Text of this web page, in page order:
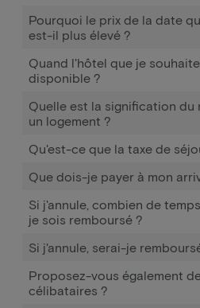
Pourquoi le prix de la date
est-il plus élevé ?
Quand l'hôtel que je
disponible ?
Quelle est la signification
un logement ?
Qu'est-ce que la taxe de
Que dois-je payer à mon
Si j'annule, combien de
je sois remboursé ?
Si j'annule, serai-je
Proposez-vous également
célibataires ?